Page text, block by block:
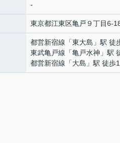
-
東京都江東区亀戸 ９丁目6-
都営新宿線 「東大島 」駅 徒
東武亀戸線 「亀戸水神 」駅
都営新宿線 「大島 」駅 徒歩